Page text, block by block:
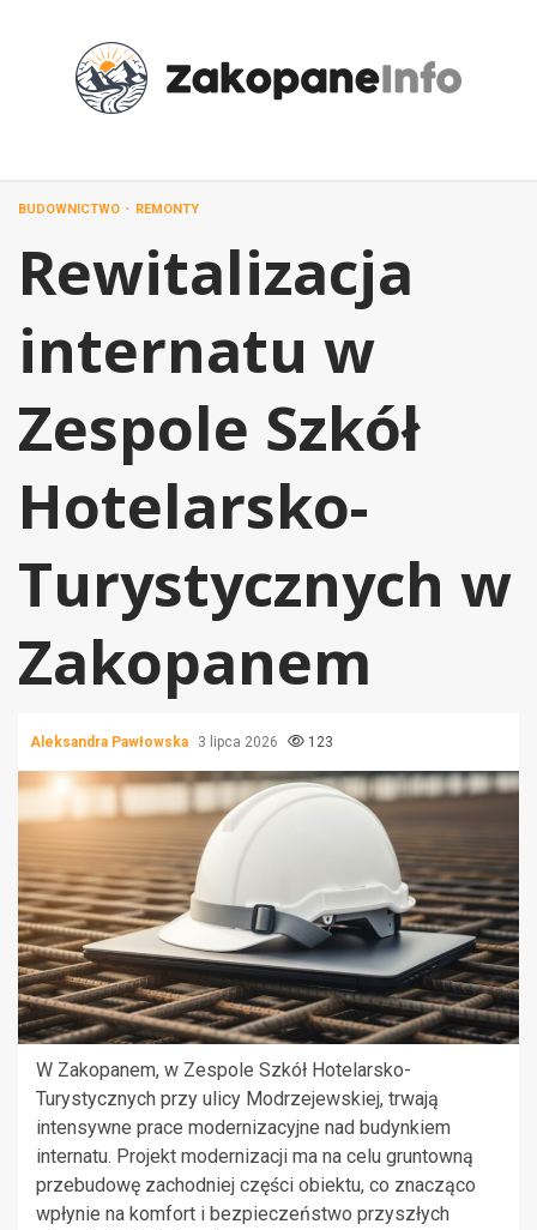
BUDOWNICTWO REMONTY
Rewitalizacja
internatu w
Zespole Szkół
Hotelarsko-
Turystycznych w
Zakopanem
Aleksandra Pawłowska 3 lipca 2026 123
W Zakopanem, w Zespole Szkół Hotelarsko-
Turystycznych przy ulicy Modrzejewskiej, trwają
intensywne prace modernizacyjne nad budynkiem
internatu. Projekt modernizacji ma na celu gruntowną
przebudowę zachodniej części obiektu, co znacząco
wpłynie na komfort i bezpieczeństwo przyszłych